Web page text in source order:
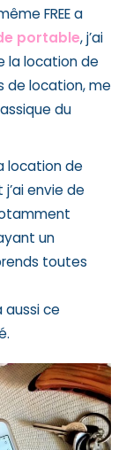
FREE a
portable, j’ai
la location de
de location, me
du
location de
envie de
un
toutes
aussi ce